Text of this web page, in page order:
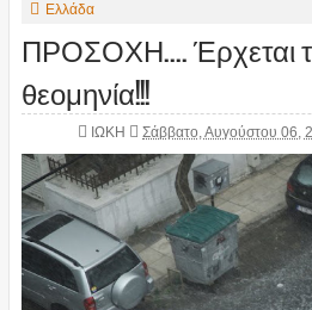
Ελλάδα
ΠΡΟΣΟΧΗ.... Έρχεται
θεομηνία!!!
ΙΩΚΗ Σάββατο, Αυγούστου 06,